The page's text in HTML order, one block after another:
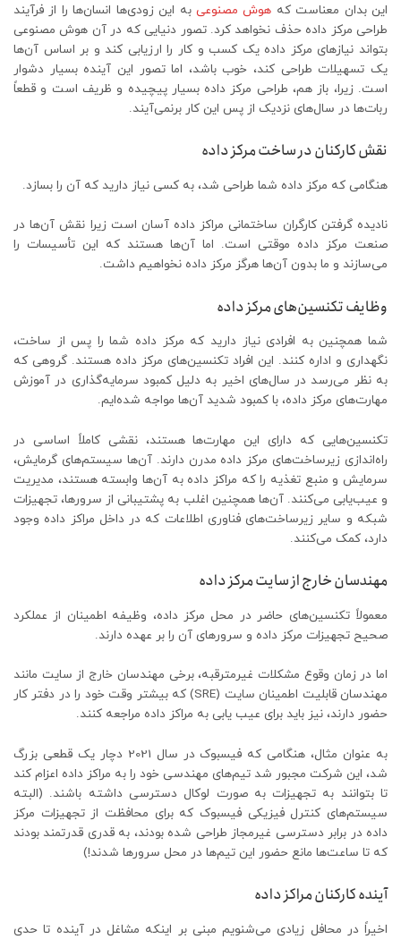
این بدان معناست که هوش مصنوعی به این زودی‌ها انسان‌ها را از فرآیند
طراحی مرکز داده حذف نخواهد کرد. تصور دنیایی که در آن هوش مصنوعی
بتواند نیازهای مرکز داده یک کسب و کار را ارزیابی کند و بر اساس آن‌ها
یک تسهیلات طراحی کند، خوب باشد، اما تصور این آینده بسیار دشوار
است. زیرا، باز هم، طراحی مرکز داده بسیار پیچیده و ظریف است و قطعاً
ربات‌ها در سال‌های نزدیک از پس این کار برنمی‌آیند.
نقش کارکنان در ساخت مرکز داده
هنگامی که مرکز داده شما طراحی شد، به کسی نیاز دارید که آن را بسازد.
نادیده گرفتن کارگران ساختمانی مراکز داده آسان است زیرا نقش آن‌ها در
صنعت مرکز داده موقتی است. اما آن‌ها هستند که این تأسیسات را
می‌سازند و ما بدون آن‌ها هرگز مرکز داده نخواهیم داشت.
وظایف تکنسین‌های مرکز داده
شما همچنین به افرادی نیاز دارید که مرکز داده شما را پس از ساخت،
نگهداری و اداره کنند. این افراد تکنسین‌های مرکز داده هستند. گروهی که
به نظر می‌رسد در سال‌های اخیر به دلیل کمبود سرمایه‌گذاری در آموزش
مهارت‌های مرکز داده، با کمبود شدید آن‌ها مواجه شده‌ایم.
تکنسین‌هایی که دارای این مهارت‌ها هستند، نقشی کاملاً اساسی در
راه‌اندازی زیرساخت‌های مرکز داده مدرن دارند. آن‌ها سیستم‌های گرمایش،
سرمایش و منبع تغذیه را که مراکز داده به آن‌ها وابسته هستند، مدیریت
و عیب‌یابی می‌کنند. آن‌ها همچنین اغلب به پشتیبانی از سرورها، تجهیزات
شبکه و سایر زیرساخت‌های فناوری اطلاعات که در داخل مراکز داده وجود
دارد، کمک می‌کنند.
مهندسان خارج از سایت مرکز داده
معمولاً تکنسین‌های حاضر در محل مرکز داده، وظیفه اطمینان از عملکرد
صحیح تجهیزات مرکز داده و سرورهای آن را بر عهده دارند.
اما در زمان وقوع مشکلات غیرمترقبه، برخی مهندسان خارج از سایت مانند
مهندسان قابلیت اطمینان سایت (SRE) که بیشتر وقت خود را در دفتر کار
حضور دارند، نیز باید برای عیب یابی به مراکز داده مراجعه کنند.
به عنوان مثال، هنگامی که فیسبوک در سال 2021 دچار یک قطعی بزرگ
شد، این شرکت مجبور شد تیم‌های مهندسی خود را به مراکز داده اعزام کند
تا بتوانند به تجهیزات به صورت لوکال دسترسی داشته باشند. (البته
سیستم‌های کنترل فیزیکی فیسبوک که برای محافظت از تجهیزات مرکز
داده در برابر دسترسی غیرمجاز طراحی شده بودند، به قدری قدرتمند بودند
که تا ساعت‌ها مانع حضور این تیم‌ها در محل سرورها شدند!)
آینده کارکنان مراکز داده
اخیراً در محافل زیادی می‌شنویم مبنی بر اینکه مشاغل در آینده تا حدی